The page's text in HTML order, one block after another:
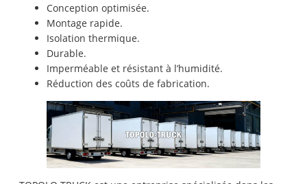
Conception optimisée.
Montage rapide.
Isolation thermique.
Durable.
Imperméable et résistant à l’humidité.
Réduction des coûts de fabrication.